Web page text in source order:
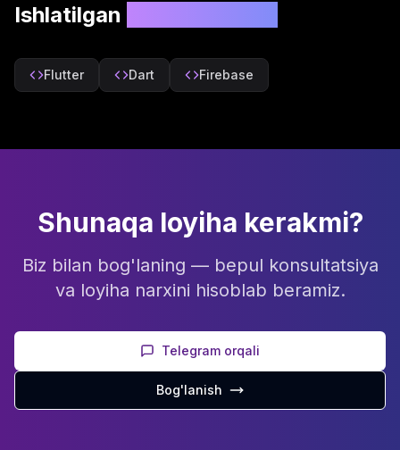
Ishlatilgan
Flutter Dart Firebase
Shunaqa loyiha kerakmi?
Biz bilan bog'laning — bepul konsultatsiya
va loyiha narxini hisoblab beramiz.
Telegram orqali
Bog'lanish